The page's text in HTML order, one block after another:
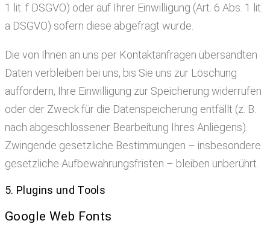
1 lit. f DSGVO) oder auf Ihrer Einwilligung (Art. 6 Abs. 1 lit.
a DSGVO) sofern diese abgefragt wurde.
Die von Ihnen an uns per Kontaktanfragen übersandten
Daten verbleiben bei uns, bis Sie uns zur Löschung
auffordern, Ihre Einwilligung zur Speicherung widerrufen
oder der Zweck für die Datenspeicherung entfällt (z. B.
nach abgeschlossener Bearbeitung Ihres Anliegens).
Zwingende gesetzliche Bestimmungen – insbesondere
gesetzliche Aufbewahrungsfristen – bleiben unberührt.
5. Plugins und Tools
Google Web Fonts